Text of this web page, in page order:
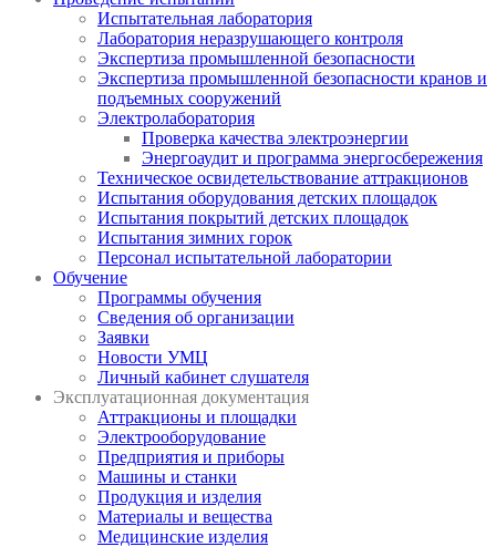
Испытательная лаборатория
Лаборатория неразрушающего контроля
Экспертиза промышленной безопасности
Экспертиза промышленной безопасности кранов и
подъемных сооружений
Электролаборатория
Проверка качества электроэнергии
Энергоаудит и программа энергосбережения
Техническое освидетельствование аттракционов
Испытания оборудования детских площадок
Испытания покрытий детских площадок
Испытания зимних горок
Персонал испытательной лаборатории
Обучение
Программы обучения
Сведения об организации
Заявки
Новости УМЦ
Личный кабинет слушателя
Эксплуатационная документация
Аттракционы и площадки
Электрооборудование
Предприятия и приборы
Машины и станки
Продукция и изделия
Материалы и вещества
Медицинские изделия